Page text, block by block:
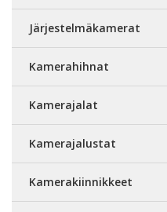
Järjestelmäkamerat
Kamerahihnat
Kamerajalat
Kamerajalustat
Kamerakiinnikkeet